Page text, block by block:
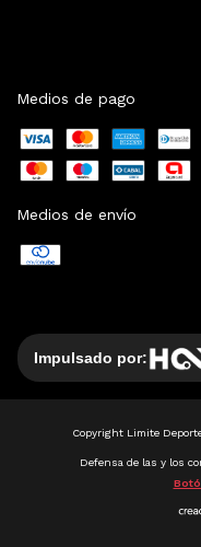
Medios de pago
Medios de envío
Impulsado por:
Copyright Limite
Defensa de las y los